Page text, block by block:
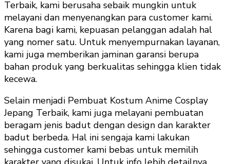
Terbaik, kami berusaha sebaik mungkin untuk
melayani dan menyenangkan para customer kami.
Karena bagi kami, kepuasan pelanggan adalah hal
yang nomer satu. Untuk menyempurnakan layanan,
kami juga memberikan jaminan garansi berupa
bahan produk yang berkualitas sehingga klien tidak
kecewa.
Selain menjadi Pembuat Kostum Anime Cosplay
Jepang Terbaik, kami juga melayani pembuatan
beragam jenis badut dengan design dan karakter
badut berbeda. Hal ini sengaja kami lakukan
sehingga customer kami bebas untuk memilih